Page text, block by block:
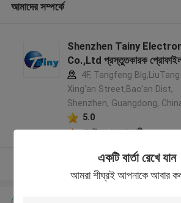
একটি বার্তা রেখে যান
আমরা শীঘ্রই আপনাকে আবার
আমাদের সম্পর্কে
Shenzhen Tainy
Co.,Ltd প্রস্তুতকারক
4F, Tangfeng
Xing'an Street,Bao'an Dist,
Shenzhen, Guangdong, China
5.0
যাচাইকৃত সরবরাহকারী
আরো দেখুন